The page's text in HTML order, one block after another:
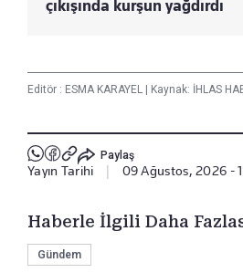
çıkışında kurşun yağdırdı
Editör : ESMA KARAYEL Kaynak: İHLAS
Paylaş
Yayın Tarihi 09 Ağustos, 2026 -
Haberle İlgili Daha
Gündem